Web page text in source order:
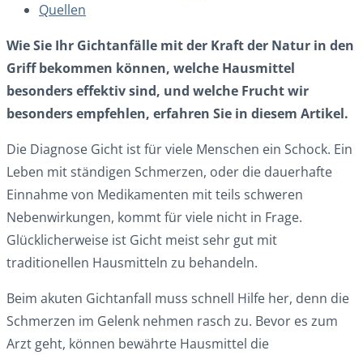
Quellen
Wie Sie Ihr Gichtanfälle mit der Kraft der Natur in den
Griff bekommen können, welche Hausmittel
besonders effektiv sind, und welche Frucht wir
besonders empfehlen, erfahren Sie in diesem Artikel.
Die Diagnose Gicht ist für viele Menschen ein Schock. Ein
Leben mit ständigen Schmerzen, oder die dauerhafte
Einnahme von Medikamenten mit teils schweren
Nebenwirkungen, kommt für viele nicht in Frage.
Glücklicherweise ist Gicht meist sehr gut mit
traditionellen Hausmitteln zu behandeln.
Beim akuten Gichtanfall muss schnell Hilfe her, denn die
Schmerzen im Gelenk nehmen rasch zu. Bevor es zum
Arzt geht, können bewährte Hausmittel die